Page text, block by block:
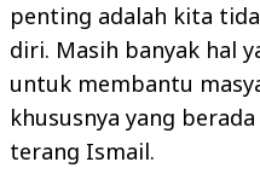
penting adalah kita
diri. Masih banyak hal
untuk membantu
khususnya yang
terang Ismail.